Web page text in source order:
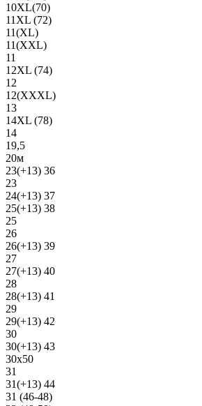
10XL(70)
11XL (72)
11(XL)
11(XXL)
11
12XL (74)
12
12(ХХХL)
13
14XL (78)
14
19,5
20м
23(+13) 36
23
24(+13) 37
25(+13) 38
25
26
26(+13) 39
27
27(+13) 40
28
28(+13) 41
29
29(+13) 42
30
30(+13) 43
30х50
31
31(+13) 44
31 (46-48)